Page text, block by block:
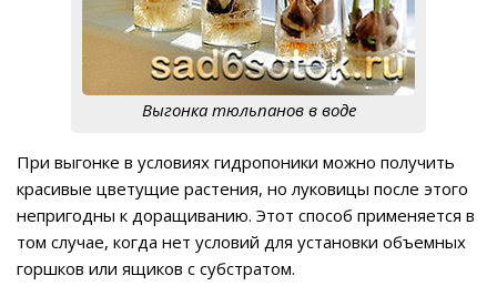
Выгонка тюльпанов в воде
При выгонке в условиях гидропоники можно получить
красивые цветущие растения, но луковицы после этого
непригодны к доращиванию. Этот способ применяется в
том случае, когда нет условий для установки объемных
горшков или ящиков с субстратом.